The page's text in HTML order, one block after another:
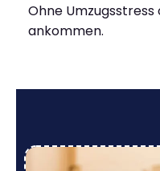
Ohne
ankommen.